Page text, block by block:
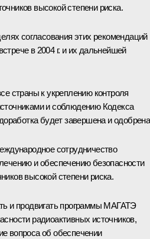
высокой степени риска.
согласования этих рекомендаций
в 2004 г. и их дальнейшей
страны к укреплению контроля
и соблюдению Кодекса
будет завершена и
сотрудничество
и обеспечению безопасности
высокой степени риска.
и продвигать программы МАГАТЭ
радиоактивных источников,
вопроса об обеспечении